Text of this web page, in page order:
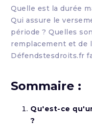
Quelle est la durée
Qui assure le
période ? Quelles
remplacement et de
Défendstesdroits.fr
Sommaire :
Qu'est-ce
?